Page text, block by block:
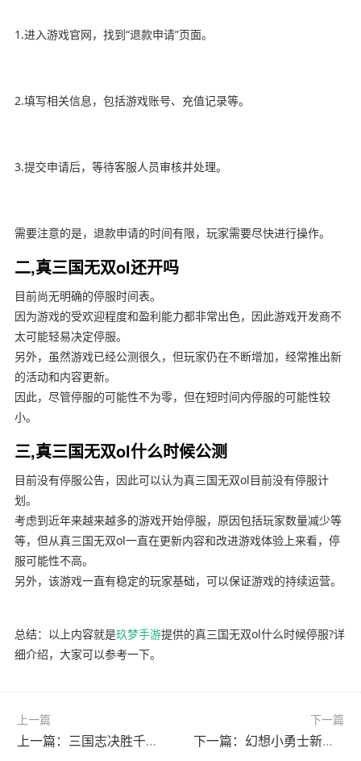
1.进入游戏官网，找到“退款申请”页面。
2.填写相关信息，包括游戏账号、充值记录等。
3.提交申请后，等待客服人员审核并处理。
需要注意的是，退款申请的时间有限，玩家需要尽快进行操作。
二,真三国无双ol还开吗
目前尚无明确的停服时间表。
因为游戏的受欢迎程度和盈利能力都非常出色，因此游戏开发商不
太可能轻易决定停服。
另外，虽然游戏已经公测很久，但玩家仍在不断增加，经常推出新
的活动和内容更新。
因此，尽管停服的可能性不为零，但在短时间内停服的可能性较
小。
三,真三国无双ol什么时候公测
目前没有停服公告，因此可以认为真三国无双ol目前没有停服计
划。
考虑到近年来越来越多的游戏开始停服，原因包括玩家数量减少等
等，但从真三国无双ol一直在更新内容和改进游戏体验上来看，停
服可能性不高。
另外，该游戏一直有稳定的玩家基础，可以保证游戏的持续运营。
总结：以上内容就是玖梦手游提供的真三国无双ol什么时候停服?详
细介绍，大家可以参考一下。
上一篇
上一篇：三国志决胜千里时空外传一战封神幽都疑云怎么过?(三国志决胜千里一战封神攻略)
下一篇
下一篇：幻想小勇士新手攻略?(幻想小勇士新手攻略图文)